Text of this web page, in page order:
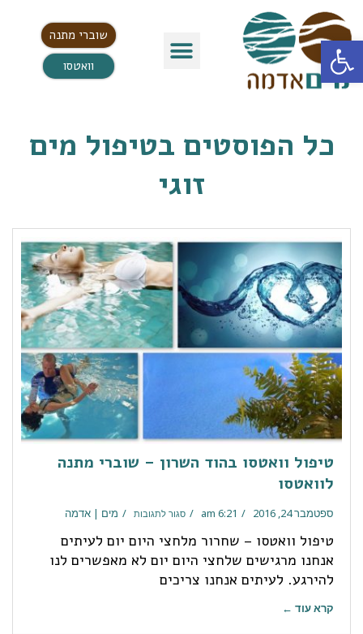
פתח סרגל נגישות
שוברי מתנה
וואטסו
כל הפוסטים בטיפול מים
זוגי
טיפול וואטסו בהוד השרון – שוברי מתנה
לוואטסו
ספטמבר 24, 2016 6:21 am סגור לתגובות מים | אדמה
טיפול וואטסו – שחרור מלחצי היום יום לעיתים
אנחנו מרגישים שלחצי היום יום לא מאפשרים לנו
להירגע. לעיתים אנחנו צריכים
קרא עוד ←